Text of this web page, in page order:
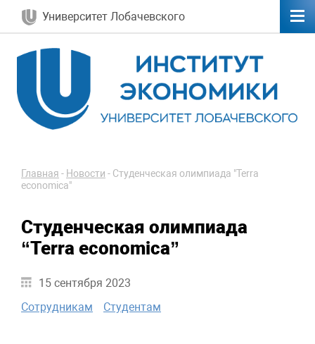
Университет Лобачевского
Главная - Новости - Студенческая олимпиада "Terra
economica"
Студенческая олимпиада
“Terra economica”
15 сентября 2023
Сотрудникам
Студентам